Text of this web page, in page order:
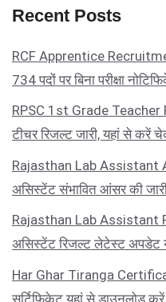
Recent Posts
RCF Apprentice
734 पदों पर बिना परीक्षा
RPSC 1st Grade Teacher
टीचर रिजल्ट जारी, यहां से करें
Rajasthan Lab Assistant
असिस्टेंट संभावित आंसर की
Rajasthan Lab Assistant
असिस्टेंट रिजल्ट लेटेस्ट अपडेट
Har Ghar Tiranga
सर्टिफिकेट यहां से डाउनलोड करें